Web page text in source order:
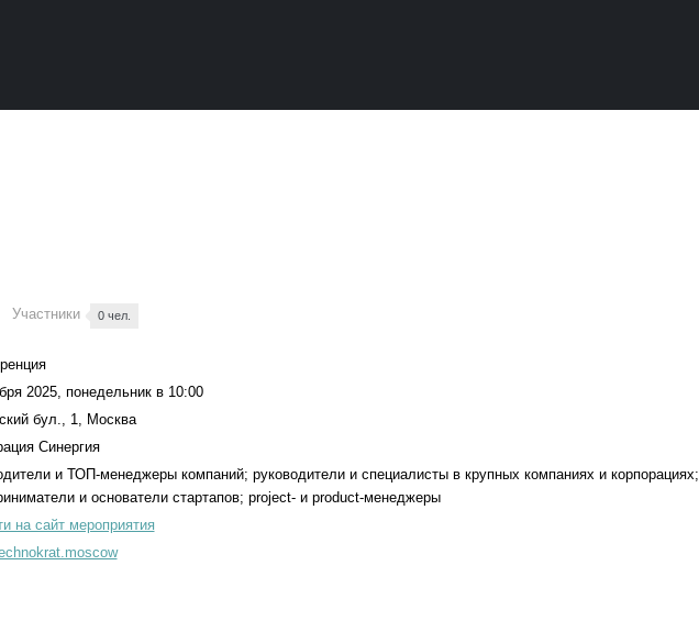
Участники 0 чел.
2025, понедельник в 10:00
бул., 1, Москва
Синергия
и ТОП-менеджеры компаний; руководители и специалисты в крупных компаниях и корпорациях;
и основатели стартапов; project- и рroduct-менеджеры
на сайт мероприятия